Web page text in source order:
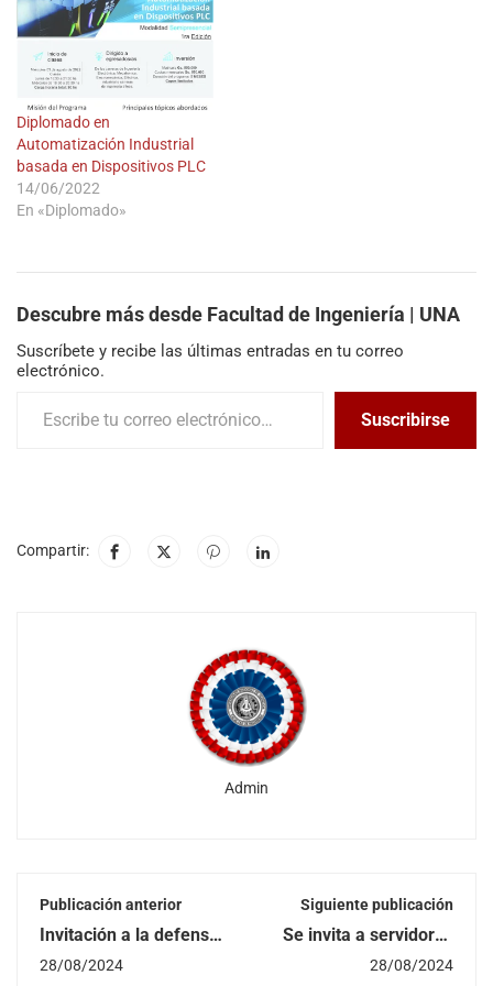
Diplomado en
Automatización Industrial
basada en Dispositivos PLC
14/06/2022
En «Diplomado»
Descubre más desde Facultad de Ingeniería | UNA
Suscríbete y recibe las últimas entradas en tu correo
electrónico.
Suscribirse
Compartir:
Admin
Publicación anterior
Invitación a la defensa
del Trabajo Final de
Grado de los
28/08/2024
Siguiente publicación
Se invita a servidores
de la FIUNA a
participar de la
28/08/2024